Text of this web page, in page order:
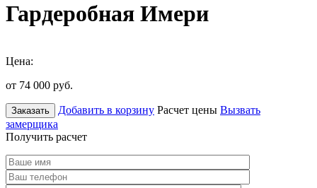
Гардеробная Имери
Цена:
от 74 000 руб.
Заказать Добавить в корзину Расчет цены Вызвать
замерщика
Получить расчет